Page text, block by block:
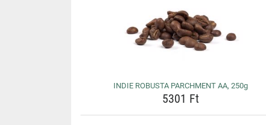
INDIE ROBUSTA PARCHMENT AA, 250g
5301 Ft